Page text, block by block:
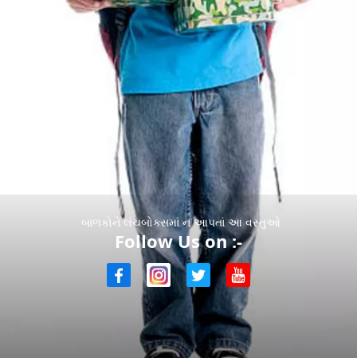
બાળકોને લંચબોક્સમાં ન આપતાં આ વસ્તુઓ
Follow Us on :-